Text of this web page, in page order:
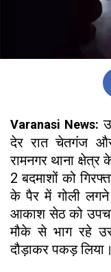
Varanasi News:
देर रात चेतगंज
रामनगर थाना
2 बदमाशों को
के पैर में गोली
आकाश सेठ को
मौके से भाग रहे
दौड़ाकर पकड़ लिया।